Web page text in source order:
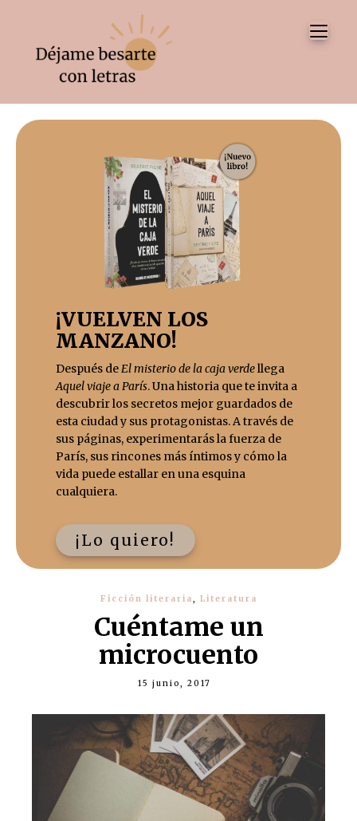
¡VUELVEN LOS
MANZANO!
Después deEl misterio de la caja verdellega
Aquel viaje a París. Una historia que te invita a
descubrir los secretos mejor guardados de
esta ciudad y sus protagonistas. A través de
sus páginas, experimentarás la fuerza de
París, sus rincones más íntimos y cómo la
vida puede estallar en una esquina
cualquiera.
¡Lo quiero!
Ficción literaria, Literatura
Cuéntame un
microcuento
15 junio, 2017